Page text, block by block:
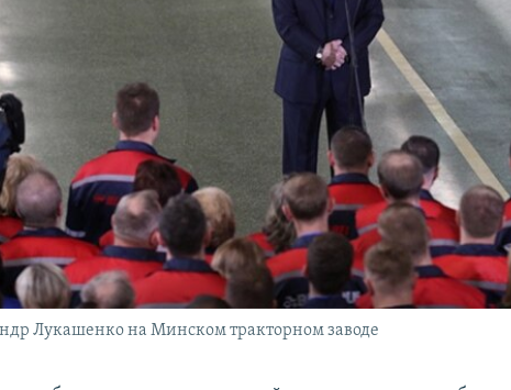
Лукашенко на Минском тракторном заводе